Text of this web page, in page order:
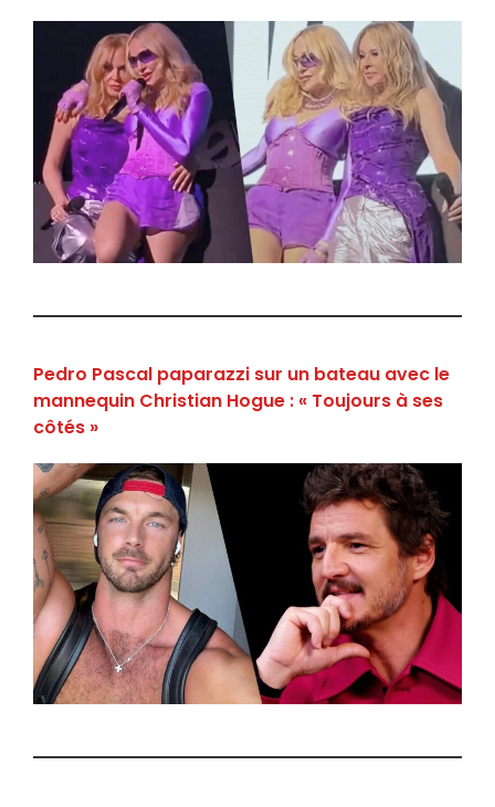
Pedro Pascal paparazzi sur un bateau avec le
mannequin Christian Hogue : « Toujours à ses
côtés »